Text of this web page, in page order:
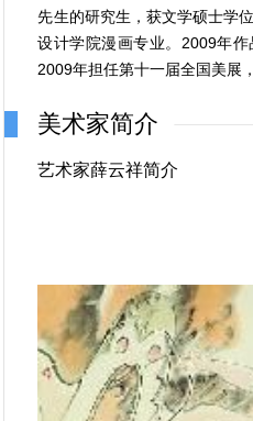
先生的研究生，获文学硕士学
设计学院漫画专业。2009年作
2009年担任第十一届全国美展
美术家简介
艺术家薛云祥简介